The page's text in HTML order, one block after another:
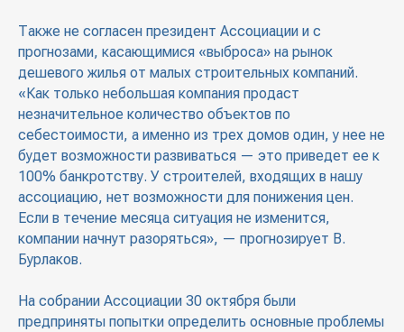
Также не согласен президент Ассоциации и с
прогнозами, касающимися «выброса» на рынок
дешевого жилья от малых строительных компаний.
«Как только небольшая компания продаст
незначительное количество объектов по
себестоимости, а именно из трех домов один, у нее не
будет возможности развиваться — это приведет ее к
100% банкротству. У строителей, входящих в нашу
ассоциацию, нет возможности для понижения цен.
Если в течение месяца ситуация не изменится,
компании начнут разоряться», — прогнозирует В.
Бурлаков.
На собрании Ассоциации 30 октября были
предприняты попытки определить основные проблемы